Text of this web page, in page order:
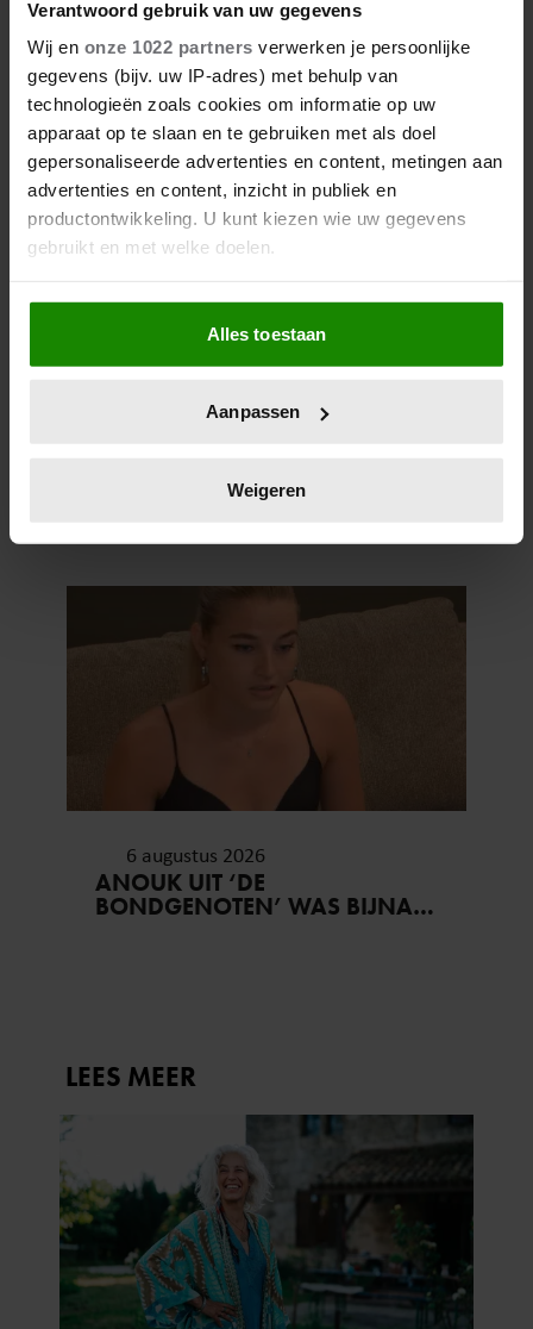
Verantwoord gebruik van uw gegevens
Wij en onze 1022 partners verwerken je persoonlijke
gegevens (bijv. uw IP-adres) met behulp van
technologieën zoals cookies om informatie op uw
apparaat op te slaan en te gebruiken met als doel
gepersonaliseerde advertenties en content, metingen aan
advertenties en content, inzicht in publiek en
productontwikkeling. U kunt kiezen wie uw gegevens
gebruikt en met welke doelen.
Als u het toestaat, willen we ook graag:
Informatie verzamelen over uw geografische
locatie, die tot een paar meter nauwkeurig kan zijn
scannen op specifieke eigenschappen (fingerprinting)
verwerkt en stel uw voorkeuren in het
intrekken in de Cookieverklaring.
en om ons websiteverkeer te analyseren. Ook delen we
informatie over uw gebruik van onze site met onze
partners voor social media, adverteren en analyse. Deze
partners kunnen deze gegevens combineren met andere
informatie die u aan ze heeft verstrekt of die ze hebben
verzameld op basis van uw gebruik van hun services. U
Alles toestaan
Aanpassen
Weigeren
6 augustus 2026
JAMAI REAGEERT OP
OVERLIJDEN JERNEY
KAAGMAN (79): ‘DAT
VERTROUWEN ZAL IK NOOIT
VERGETEN’
WAAROM KATJA SCHUURMAN
BEWUST VOOR RUST KOOS…
6 augustus 2026
ANOUK UIT ‘DE
BONDGENOTEN’ WAS BIJNA